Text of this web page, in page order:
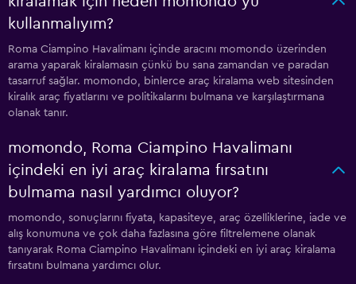
kullanmalıyım?
Roma Ciampino Havalimanı içinde aracını momondo üzerinden
arama yaparak kiralamasın çünkü bu sana zamandan ve paradan
tasarruf sağlar. momondo, binlerce araç kiralama web sitesinden
kiralık araç fiyatlarını ve politikalarını bulmana ve karşılaştırmana
olanak tanır.
momondo, Roma Ciampino Havalimanı
içindeki en iyi araç kiralama fırsatını
bulmama nasıl yardımcı oluyor?
momondo, sonuçlarını fiyata, kapasiteye, araç özelliklerine, iade ve
alış konumuna ve çok daha fazlasına göre filtrelemene olanak
tanıyarak Roma Ciampino Havalimanı içindeki en iyi araç kiralama
fırsatını bulmana yardımcı olur.